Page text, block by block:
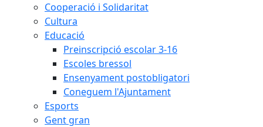
Cooperació i Solidaritat
Cultura
Educació
Preinscripció escolar 3-16
Escoles bressol
Ensenyament postobligatori
Coneguem l'Ajuntament
Esports
Gent gran